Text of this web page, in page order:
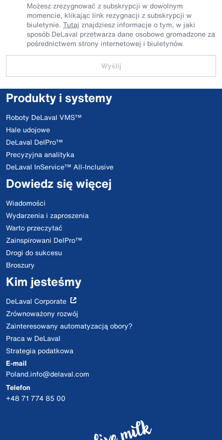
Możesz zrezygnować z subskrypcji w dowolnym
momencie, klikając link rezygnacji z subskrypcji w
biuletynie. Tutaj znajdziesz informacje o tym, w jaki
sposób DeLaval przetwarza dane osobowe gromadzone za
pośrednictwem strony internetowej i biuletynów.
Wyślij
Produkty i systemy
Roboty DeLaval VMS™
Hale udojowe
DeLaval DelPro™
Precyzyjna analityka
DeLaval InService™ All-Inclusive
Dowiedz się więcej
Wiadomości
Wydarzenia i zaproszenia
Warto przeczytać
Zainspirowani DelPro™
Drogi do sukcesu
Broszury
Kim jesteśmy
DeLaval Corporate
Zrównoważony rozwój
Zainteresowany automatyzacją obory?
Praca w DeLaval
Strategia podatkowa
E-mail
Poland.info@delaval.com
Telefon
+48 71 774 85 00